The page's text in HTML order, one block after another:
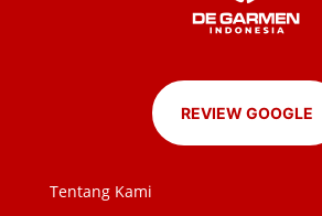
REVIEW GOOGLE
Tentang Kami